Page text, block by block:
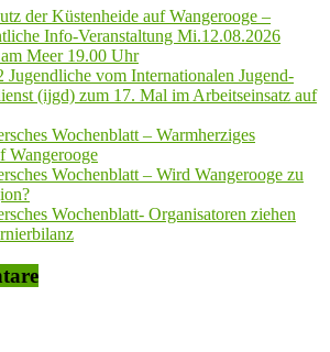
der Küstenheide auf Wangerooge –
Info-Veranstaltung Mi.12.08.2026
Meer 19.00 Uhr
Jugendliche vom Internationalen Jugend-
(ijgd) zum 17. Mal im Arbeitseinsatz auf
Wochenblatt – Warmherziges
Wangerooge
Wochenblatt – Wird Wangerooge zu
Wochenblatt- Organisatoren ziehen